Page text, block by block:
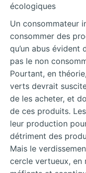
écologiques
Un consommateur
consommer des
qu’un abus évident
pas le non
Pourtant, en
verts devrait
de les acheter, et
de ces produits.
leur production
détriment des
Mais le
cercle vertueux, en